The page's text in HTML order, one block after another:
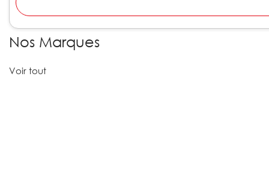
Nos Marques
Voir tout